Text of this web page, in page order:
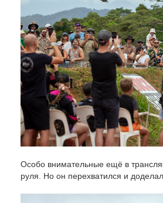
Особо внимательные ещё в
руля. Но он перехватился и